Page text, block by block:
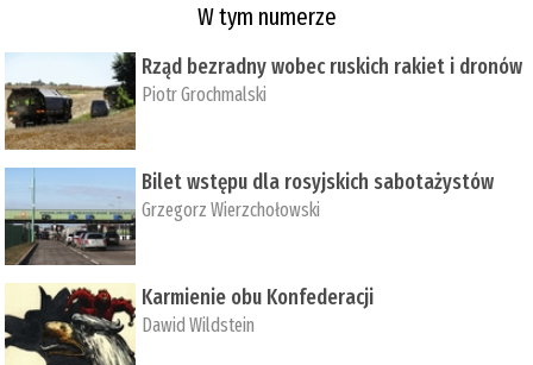
W tym numerze
Rząd bezradny wobec ruskich rakiet i dronów
Piotr Grochmalski
Bilet wstępu dla rosyjskich sabotażystów
Grzegorz Wierzchołowski
Karmienie obu Konfederacji
Dawid Wildstein